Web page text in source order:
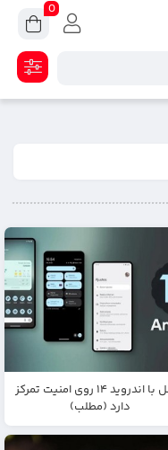
گوگل با اندروید ۱۴ روی امنیت تمرکز
دارد (مطلب)
0